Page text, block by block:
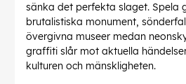
sänka det perfekta slaget. Spela
brutalistiska monument,
övergivna museer medan
graffiti slår mot aktuella
kulturen och mänskligheten.